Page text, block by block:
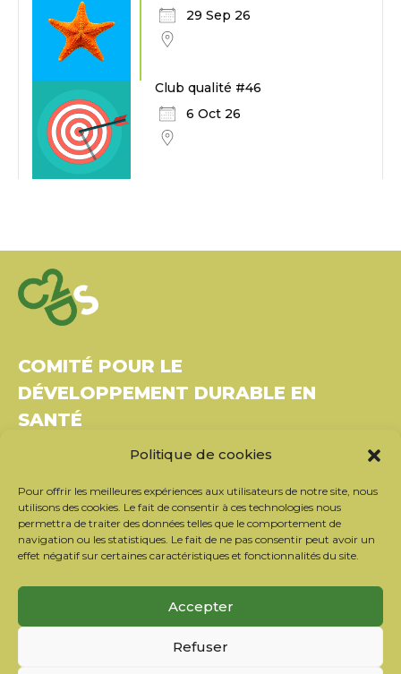
Politique de cookies
Pour offrir les meilleures expériences aux utilisateurs de notre site, nous
utilisons des cookies. Le fait de consentir à ces technologies nous
permettra de traiter des données telles que le comportement de
navigation ou les statistiques. Le fait de ne pas consentir peut avoir un
effet négatif sur certaines caractéristiques et fonctionnalités du site.
Accepter
Refuser
29 Sep 26
Club qualité #46
6 Oct 26
COMITÉ POUR LE
DÉVELOPPEMENT DURABLE EN
SANTÉ
Bâtiment Le Rubixco, 1 rue Bernard Maris
Tél. : 06 26 49 36 81 – contact@c2ds.eu
TwitterLinkedIn
Youtube
S’inscrire à la newsletter
Nos partenaires